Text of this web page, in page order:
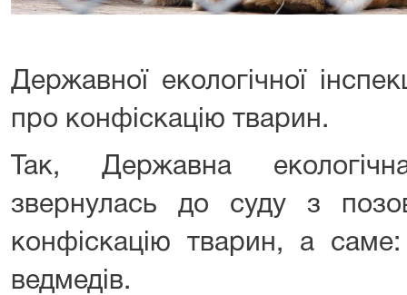
Державної екологічної
про конфіскацію тварин.
Так, Державна
звернулась до суду з
конфіскацію тварин, а
ведмедів.